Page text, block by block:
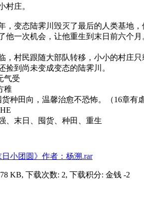
村庄。
，变态陆霁川毁灭了最后的人类基地，
他一次机会，让他重生到末日前六个
，村民跟随大部队转移，小小的村庄
捡到尚未变成变态的陆霁川。
气受
稚
种田向，温馨治愈不恐怖。（16章有虐
、末日、囤货、种田、重生
日小团圆》作者：杨溯.rar
KB, 下载次数: 2, 下载积分: 金钱 -2